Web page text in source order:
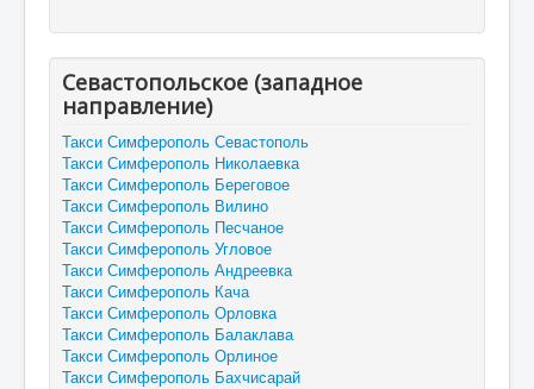
Севастопольское (западное
направление)
Такси Симферополь Севастополь
Такси Симферополь Николаевка
Такси Симферополь Береговое
Такси Симферополь Вилино
Такси Симферополь Песчаное
Такси Симферополь Угловое
Такси Симферополь Андреевка
Такси Симферополь Кача
Такси Симферополь Орловка
Такси Симферополь Балаклава
Такси Симферополь Орлиное
Такси Симферополь Бахчисарай